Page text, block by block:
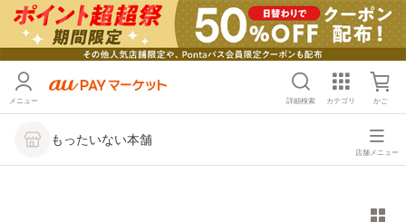
メニュー 詳細検索 カテゴリ かご
もったいない本舗
店舗メニュー